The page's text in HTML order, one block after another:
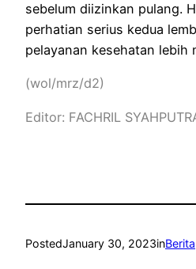
sebelum diizinkan pulang.
perhatian serius kedua
pelayanan kesehatan lebih
(wol/mrz/d2)
Editor: FACHRIL
PostedJanuary 30, 2023inBerita